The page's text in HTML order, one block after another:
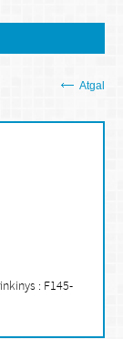
Atgal
: F145-